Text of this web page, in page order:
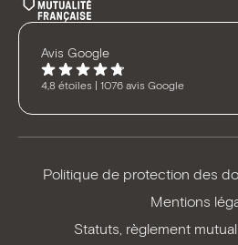
Avis Google
4,8 étoiles | 1076 avis Google
Politique de protection des
Mentions
Statuts, règlement